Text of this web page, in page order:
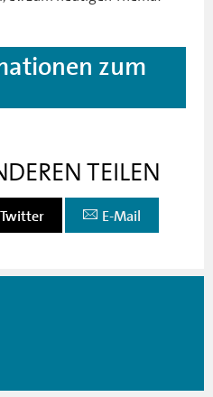
zum
TEILEN
Twitter E-Mail